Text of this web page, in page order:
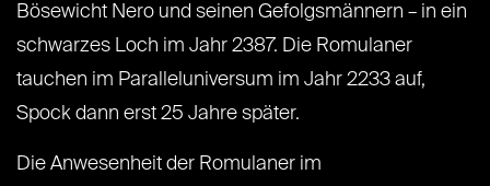
Bösewicht Nero und seinen Gefolgsmännern – in ein
schwarzes Loch im Jahr 2387. Die Romulaner
tauchen im Paralleluniversum im Jahr 2233 auf,
Spock dann erst 25 Jahre später.
Die Anwesenheit der Romulaner im